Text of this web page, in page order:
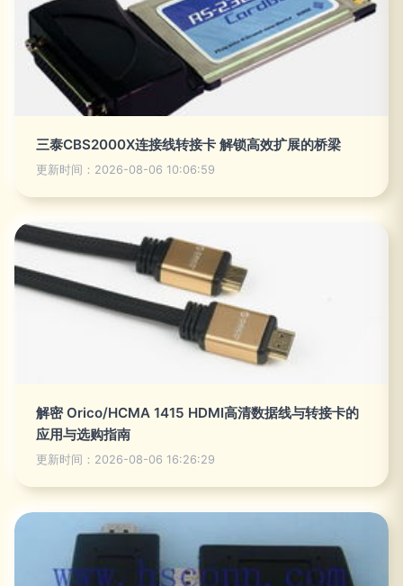
三泰CBS2000X连接线转接卡 解锁高效扩展的桥梁
更新时间：2026-08-06 10:06:59
解密 Orico/HCMA 1415 HDMI高清数据线与转接卡的
应用与选购指南
更新时间：2026-08-06 16:26:29